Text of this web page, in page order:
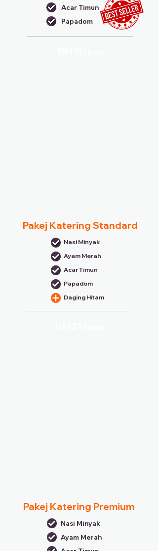
Acar Timun
Papadom
Pakej Katering Standard
Nasi Minyak
Ayam Merah
Acar Timun
Papadom
Daging Hitam
Pakej Katering Premium
Nasi Minyak
Ayam Merah